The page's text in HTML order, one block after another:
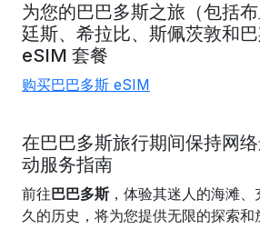
为您的巴巴多斯之旅（包括布
廷斯、 希拉比、斯佩茨敦和
eSIM 套餐
购买巴巴多斯 eSIM
在巴巴多斯旅行期间保持网
动服务指南
前往巴巴多斯，体验其迷人的海滩
久的历史，将为您提供无限的探索和